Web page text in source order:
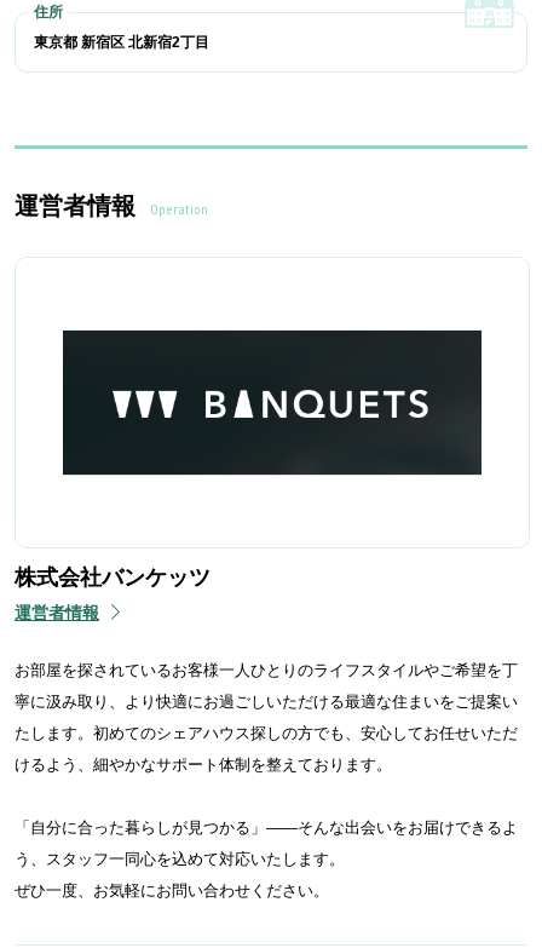
東京都 新宿区 北新宿2丁目
運営者情報 Operation
株式会社バンケッツ
運営者情報
お部屋を探されているお客様一人ひとりのライフスタイルやご希望を丁
寧に汲み取り、より快適にお過ごしいただける最適な住まいをご提案い
たします。初めてのシェアハウス探しの方でも、安心してお任せいただ
けるよう、細やかなサポート体制を整えております。
「自分に合った暮らしが見つかる」——そんな出会いをお届けできるよ
う、スタッフ一同心を込めて対応いたします。
ぜひ一度、お気軽にお問い合わせください。